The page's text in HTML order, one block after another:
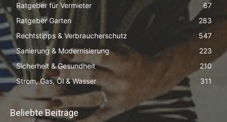
Ratgeber für Vermieter
67
Ratgeber Garten
283
Rechtstipps & Verbraucherschutz
547
Sanierung & Modernisierung
223
Sicherheit & Gesundheit
210
Strom, Gas, Öl & Wasser
311
Beliebte Beiträge